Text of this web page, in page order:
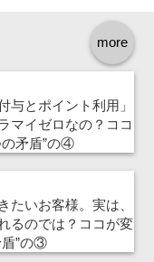
more
とポイント利用」
マイゼロなの？ココ
の矛盾”の④
いお客様。実は、
るのでは？ココが変
盾”の③